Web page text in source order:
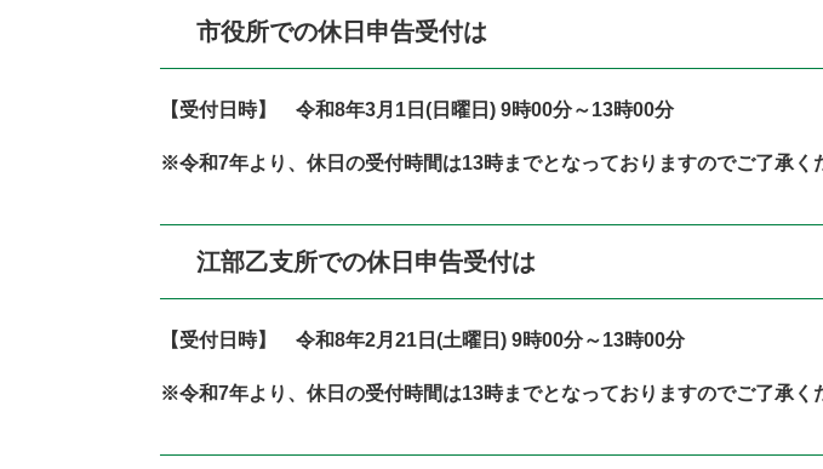
市役所での休日申告受付は
【受付日時】 令和8年3月1日(日曜日) 9時00分～13時00分
※令和7年より、休日の受付時間は13時までとなっておりますのでご了承く
江部乙支所での休日申告受付は
【受付日時】 令和8年2月21日(土曜日) 9時00分～13時00分
​※令和7年より、休日の受付時間は13時までとなっておりますのでご了承く